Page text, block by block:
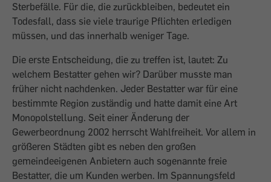
Sterbefälle. Für die, die zurück­bleiben, bedeutet ein
Todesfall, dass sie viele traurige Pflichten erledigen
müssen, und das innerhalb weniger Tage.
Die erste Entscheidung, die zu treffen ist, lautet: Zu
welchem Bestatter gehen wir? Darüber musste man
früher nicht nachdenken. Jeder Bestatter war für eine
bestimmte ­Region zuständig und hatte damit eine Art
Monopolstellung. Seit einer Änderung der
Gewerbeordnung 2002 herrscht Wahl­freiheit. Vor allem in
größeren Städten gibt es neben den großen
gemeindeeigenen Anbietern auch sogenannte freie
Bestatter, die um Kunden werben. Im Spannungsfeld